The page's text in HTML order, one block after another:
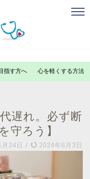
指す方へ 心を軽くする方法
遅れ。必ず断
守ろう】
24日 / 2024年6月3日